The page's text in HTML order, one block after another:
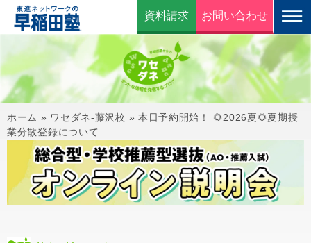
資料請求 お問い合わせ
ホーム » ワセダネ-藤沢校 » 本日予約開始！ 🌻2026夏🌻夏期授
業分散登録について